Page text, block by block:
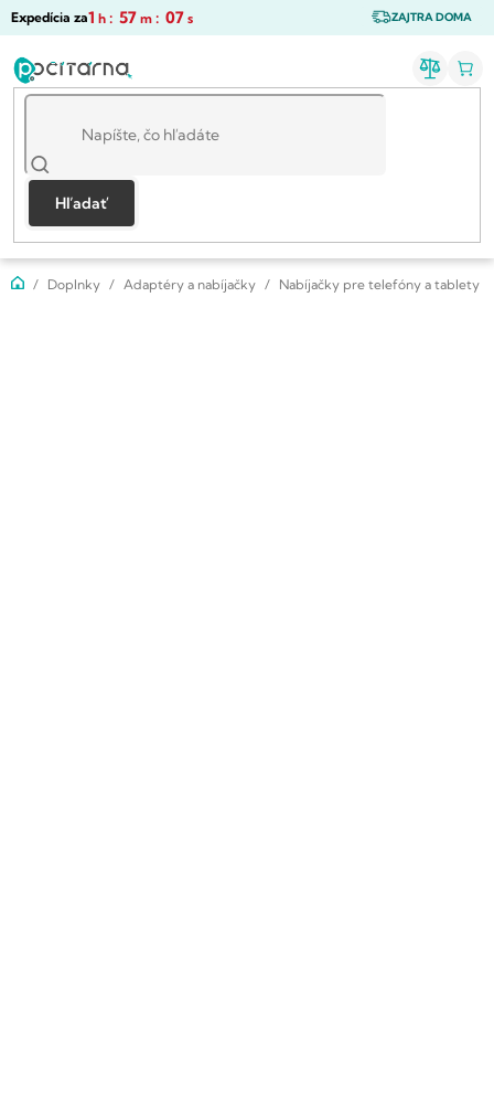
Prejsť
ZAJTRA DOMA
Expedícia za1 h : 57 m : 06 s
Hľadať
DomovDoplnky Adaptéry a nabíjačky Nabíjačky pre telefóny a tablety